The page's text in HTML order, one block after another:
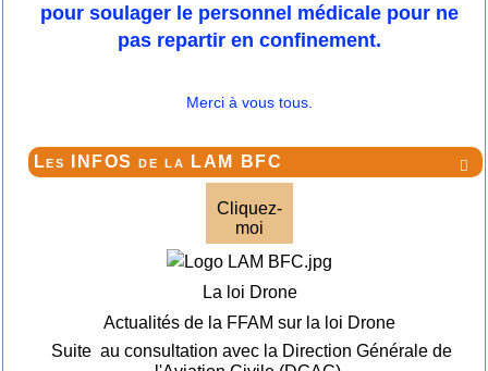
pour soulager le personnel médicale pour ne
pas repartir en confinement.
Merci à vous tous.

Les INFOS de la LAM BFC
Cliquez-
moi
La loi Drone
Actualités de la FFAM sur la loi Drone
Suite au consultation avec la Direction Générale de